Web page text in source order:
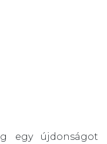
egy újdonságot